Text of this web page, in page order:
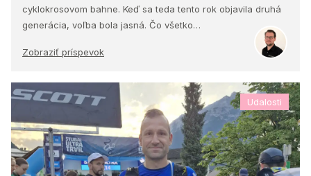
cyklokrosovom bahne. Keď sa teda tento rok objavila druhá
generácia, voľba bola jasná. Čo všetko…
Zobraziť príspevok
Udalosti